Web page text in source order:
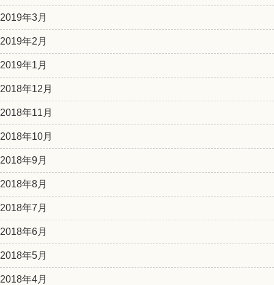
2019年3月
2019年2月
2019年1月
2018年12月
2018年11月
2018年10月
2018年9月
2018年8月
2018年7月
2018年6月
2018年5月
2018年4月